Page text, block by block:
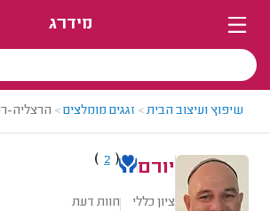
מידרג
שיפוץ ועיצוב הבית> זגגים מומלצים> הרצליה-
יורם (
2
)
ציון כללי חוות דעת